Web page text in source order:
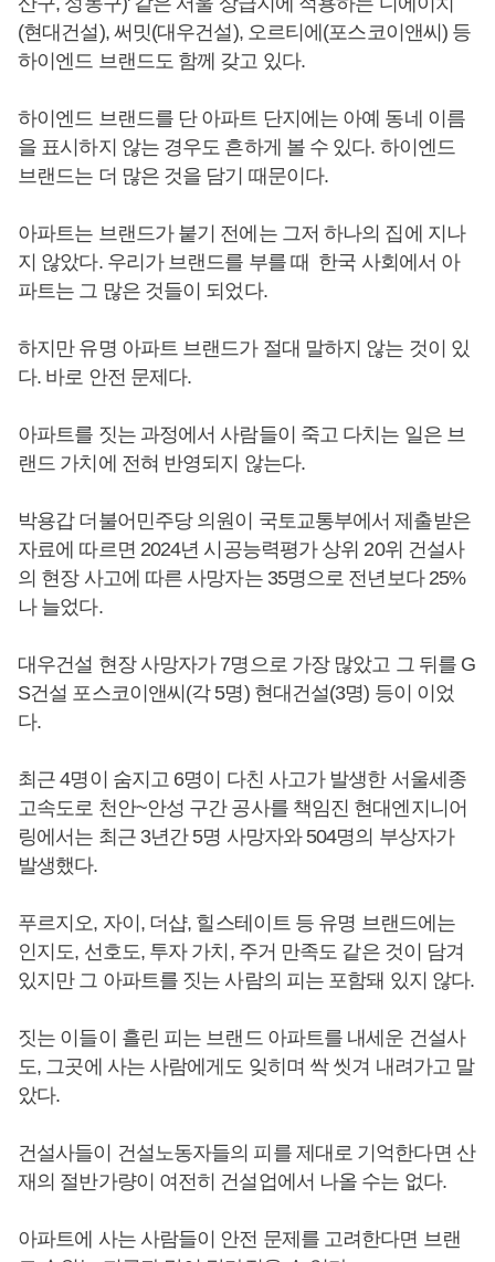
(현대건설), 써밋(대우건설), 오르티에(포스코이앤씨) 등
하이엔드 브랜드도 함께 갖고 있다.
하이엔드 브랜드를 단 아파트 단지에는 아예 동네 이름
을 표시하지 않는 경우도 흔하게 볼 수 있다. 하이엔드
브랜드는 더 많은 것을 담기 때문이다.
아파트는 브랜드가 붙기 전에는 그저 하나의 집에 지나
지 않았다. 우리가 브랜드를 부를 때 한국 사회에서 아
파트는 그 많은 것들이 되었다.
하지만 유명 아파트 브랜드가 절대 말하지 않는 것이 있
다. 바로 안전 문제다.
아파트를 짓는 과정에서 사람들이 죽고 다치는 일은 브
랜드 가치에 전혀 반영되지 않는다.
박용갑 더불어민주당 의원이 국토교통부에서 제출받은
자료에 따르면 2024년 시공능력평가 상위 20위 건설사
의 현장 사고에 따른 사망자는 35명으로 전년보다 25%
나 늘었다.
대우건설 현장 사망자가 7명으로 가장 많았고 그 뒤를 G
S건설 포스코이앤씨(각 5명) 현대건설(3명) 등이 이었
다.
최근 4명이 숨지고 6명이 다친 사고가 발생한 서울세종
고속도로 천안~안성 구간 공사를 책임진 현대엔지니어
링에서는 최근 3년간 5명 사망자와 504명의 부상자가
발생했다.
푸르지오, 자이, 더샵, 힐스테이트 등 유명 브랜드에는
인지도, 선호도, 투자 가치, 주거 만족도 같은 것이 담겨
있지만 그 아파트를 짓는 사람의 피는 포함돼 있지 않다.
짓는 이들이 흘린 피는 브랜드 아파트를 내세운 건설사
도, 그곳에 사는 사람에게도 잊히며 싹 씻겨 내려가고 말
았다.
건설사들이 건설노동자들의 피를 제대로 기억한다면 산
재의 절반가량이 여전히 건설업에서 나올 수는 없다.
아파트에 사는 사람들이 안전 문제를 고려한다면 브랜